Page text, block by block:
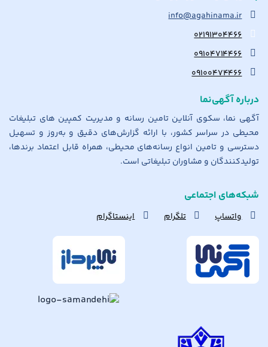
info@agahinama.ir
۰۲۱۹۱۳۰۴۴۶۶
۰۹۱۰۴۷۱۴۴۶۶
۰۹۱۰۰۴۷۴۴۶۶
درباره آگهی‌نما
آگهی نما، سکوی آنلاین تامین رسانه و مدیریت کمپین های تبلیغات
محیطی در سراسر کشور، با ارائه گزارش‌های دقیق و به‌روز و تسهیل
دسترسی و تامین انواع رسانه‌های محیطی، همراه قابل اعتماد برندها،
تولیدکنندگان و مشاوران تبلیغاتی است.
شبکه‌های اجتماعی
واتساپ تلگرام اینستاگرام